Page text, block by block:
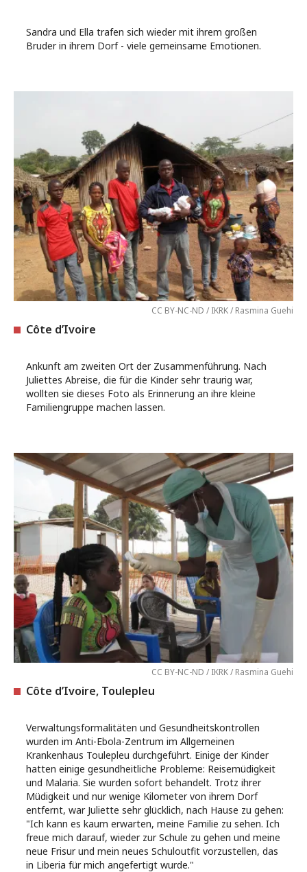
Sandra und Ella trafen sich wieder mit ihrem großen
Bruder in ihrem Dorf - viele gemeinsame Emotionen.
CC BY-NC-ND / IKRK / Rasmina Guehi
Côte d’Ivoire
Ankunft am zweiten Ort der Zusammenführung. Nach
Juliettes Abreise, die für die Kinder sehr traurig war,
wollten sie dieses Foto als Erinnerung an ihre kleine
Familiengruppe machen lassen.
CC BY-NC-ND / IKRK / Rasmina Guehi
Côte d’Ivoire, Toulepleu
Verwaltungsformalitäten und Gesundheitskontrollen
wurden im Anti-Ebola-Zentrum im Allgemeinen
Krankenhaus Toulepleu durchgeführt. Einige der Kinder
hatten einige gesundheitliche Probleme: Reisemüdigkeit
und Malaria. Sie wurden sofort behandelt. Trotz ihrer
Müdigkeit und nur wenige Kilometer von ihrem Dorf
entfernt, war Juliette sehr glücklich, nach Hause zu gehen:
"Ich kann es kaum erwarten, meine Familie zu sehen. Ich
freue mich darauf, wieder zur Schule zu gehen und meine
neue Frisur und mein neues Schuloutfit vorzustellen, das
in Liberia für mich angefertigt wurde."